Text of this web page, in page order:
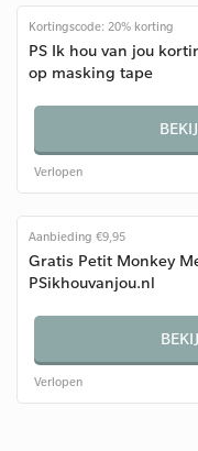
Kortingscode: 20% korting
PS Ik hou van jou
op masking tape
Verlopen
Aanbieding €9,95
Gratis Petit Monkey
PSikhouvanjou.nl
Verlopen